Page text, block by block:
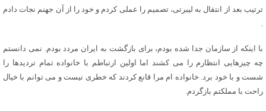
ترتیب بعد از انتقال به لیبرتی، تصمیم را عملی کردم و خود را از آن جهنم نجات دادم
.
با اینکه از سازمان جدا شده بودم، برای بازگشت به ایران مردد بودم. نمی دانستم
چه چیزهایی انتظارم را می کشند اما اولین ارتباطم با خانواده تمام تردیدها را
شست و با خود برد. خانواده ام مرا قانع کردند که خطری نیست و می توانم با خیال
راحت با مملکتم بازگردم.